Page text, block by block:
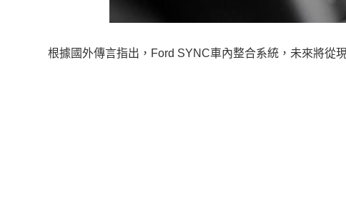
根據國外傳言指出，Ford SYNC車內整合系統，未來將從